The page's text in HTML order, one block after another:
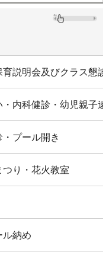
説明会及びクラス懇談
内科健診・幼児親子遠
プール開き
り・花火教室
ル納め